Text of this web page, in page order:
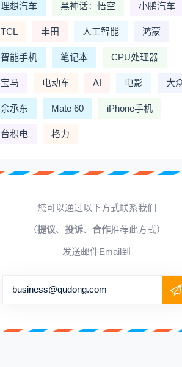
理想汽车 黑神话：悟空 小鹏汽车
TCL 丰田 人工智能 鸿蒙
智能手机 笔记本 CPU处理器
宝马 电动车 AI 电影 大
余承东 Mate 60 iPhone手机
台积电 格力
您可以通过以下方式联系我们
（提议、 投诉、 合作推荐此方式）
发送邮件Email到
business@qudong.com